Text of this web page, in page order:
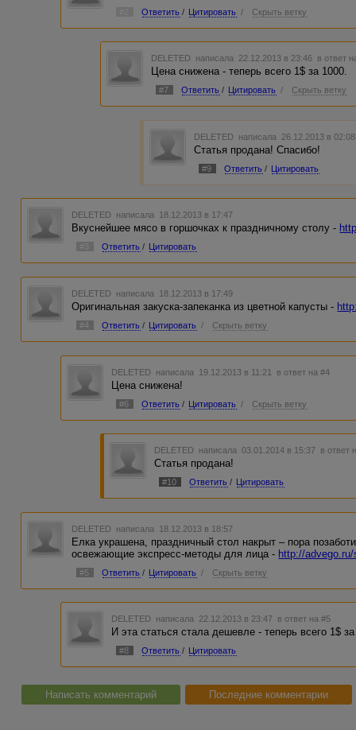
Ответить / Цитировать / Скрыть ветку
DELETED написала 22.12.2013 в 23:46 в ответ
Цена снижена - теперь всего 1$ за 1000.
#7 Ответить / Цитировать / Скрыть ветку
DELETED написала 26.12.2013 в
Статья продана! Спасибо!
#9 Ответить / Цитировать
DELETED написала 18.12.2013 в 17:47
Вкуснейшее мясо в горшочках к праздничному столу -
#3 Ответить / Цитировать
DELETED написала 18.12.2013 в 17:49
Оригинальная закуска-запеканка из цветной капусты -
#4 Ответить / Цитировать / Скрыть ветку
DELETED написала 19.12.2013 в 11:21 в ответ на #4
Цена снижена!
#6 Ответить / Цитировать / Скрыть ветку
DELETED написала 03.01.2014 в 15:37 в ответ
Статья продана!
#10 Ответить / Цитировать
DELETED написала 18.12.2013 в 18:57
Елка украшена, праздничный стол накрыт – пора
освежающие экспресс-методы для лица - http://
#5 Ответить / Цитировать / Скрыть ветку
DELETED написала 22.12.2013 в 23:47 в ответ на #5
И эта статься стала дешевле - теперь всего 1$
#8 Ответить / Цитировать
Написать комментарий Последние комментарии